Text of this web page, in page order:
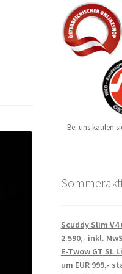
Bei uns kaufen
Scuddy Slim
2.590,- inkl.
E-Twow GT SL
um EUR 999,-